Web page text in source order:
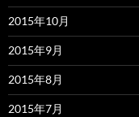
2015年10月
2015年9月
2015年8月
2015年7月